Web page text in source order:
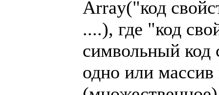
Array("код
....), где "код
символьный код
одно или массив